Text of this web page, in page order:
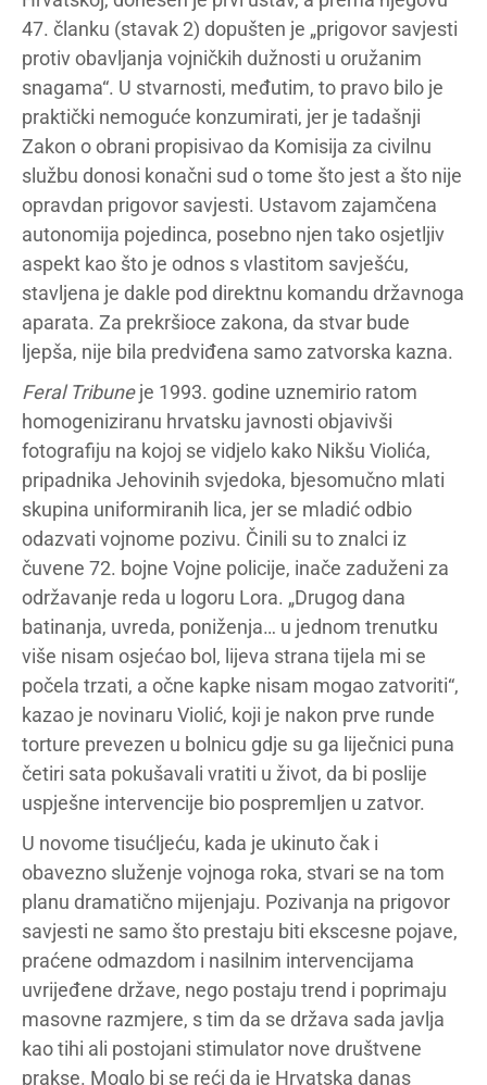
47. članku (stavak 2) dopušten je „prigovor savjesti
protiv obavljanja vojničkih dužnosti u oružanim
snagama“. U stvarnosti, međutim, to pravo bilo je
praktički nemoguće konzumirati, jer je tadašnji
Zakon o obrani propisivao da Komisija za civilnu
službu donosi konačni sud o tome što jest a što nije
opravdan prigovor savjesti. Ustavom zajamčena
autonomija pojedinca, posebno njen tako osjetljiv
aspekt kao što je odnos s vlastitom savješću,
stavljena je dakle pod direktnu komandu državnoga
aparata. Za prekršioce zakona, da stvar bude
ljepša, nije bila predviđena samo zatvorska kazna.
Feral Tribuneje 1993. godine uznemirio ratom
homogeniziranu hrvatsku javnosti objavivši
fotografiju na kojoj se vidjelo kako Nikšu Violića,
pripadnika Jehovinih svjedoka, bjesomučno mlati
skupina uniformiranih lica, jer se mladić odbio
odazvati vojnome pozivu. Činili su to znalci iz
čuvene 72. bojne Vojne policije, inače zaduženi za
održavanje reda u logoru Lora. „Drugog dana
batinanja, uvreda, poniženja… u jednom trenutku
više nisam osjećao bol, lijeva strana tijela mi se
počela trzati, a očne kapke nisam mogao zatvoriti“,
kazao je novinaru Violić, koji je nakon prve runde
torture prevezen u bolnicu gdje su ga liječnici puna
četiri sata pokušavali vratiti u život, da bi poslije
uspješne intervencije bio pospremljen u zatvor.
U novome tisućljeću, kada je ukinuto čak i
obavezno služenje vojnoga roka, stvari se na tom
planu dramatično mijenjaju. Pozivanja na prigovor
savjesti ne samo što prestaju biti ekscesne pojave,
praćene odmazdom i nasilnim intervencijama
uvrijeđene države, nego postaju trend i poprimaju
masovne razmjere, s tim da se država sada javlja
kao tihi ali postojani stimulator nove društvene
prakse. Moglo bi se reći da je Hrvatska danas